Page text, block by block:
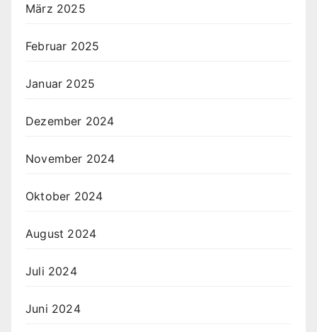
März 2025
Februar 2025
Januar 2025
Dezember 2024
November 2024
Oktober 2024
August 2024
Juli 2024
Juni 2024